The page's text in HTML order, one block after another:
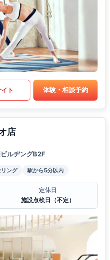
ト 体験・相談予約
店
ルヂングB2F
ング 駅から5分以内
定休日
施設点検日（不定）